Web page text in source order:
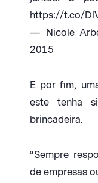
https://t.co/
— Nicole
2015
E por fim,
este tenha
brincadeira.
“Sempre
de empresas